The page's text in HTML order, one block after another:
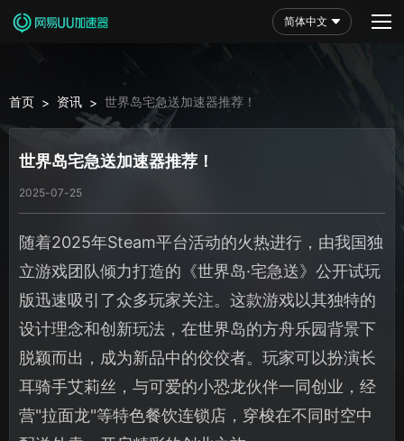
简体中文
首页 > 资讯 > 世界岛宅急送加速器推荐！
世界岛宅急送加速器推荐！
2025-07-25
随着2025年Steam平台活动的火热进行，由我国独
立游戏团队倾力打造的《世界岛·宅急送》公开试玩
版迅速吸引了众多玩家关注。这款游戏以其独特的
设计理念和创新玩法，在世界岛的方舟乐园背景下
脱颖而出，成为新品中的佼佼者。玩家可以扮演长
耳骑手艾莉丝，与可爱的小恐龙伙伴一同创业，经
营"拉面龙"等特色餐饮连锁店，穿梭在不同时空中